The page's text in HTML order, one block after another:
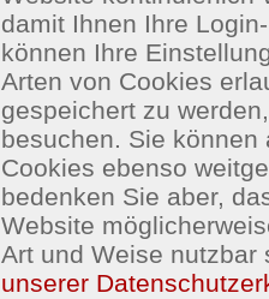
damit Ihnen Ihre
können Ihre
Arten von Cookies
gespeichert zu
besuchen. Sie
Cookies ebenso
bedenken Sie aber,
Website
Art und Weise nutzbar
unserer